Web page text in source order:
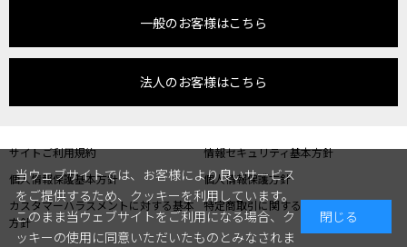
一般のお客様はこちら
法人のお客様はこちら
サイトご利用規約
情報セキュリティ基本方針
個人情報保護基本方針
個人情報保護方針
カスタマーハラスメントに対する基本
方針
特定商取引に関する表記
当ウェブサイトでは、お客様により良いサービス
をご提供するため、クッキーを利用しています。
このまま当ウェブサイトをご利用になる場合、ク
ッキーの使用に同意いただいたものとみなされま
閉じる